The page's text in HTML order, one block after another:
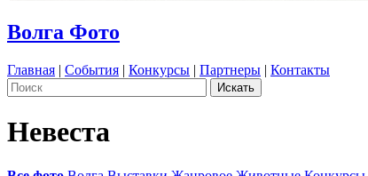
Волга Фото
Главная | События | Конкурсы | Партнеры | Контакты
Невеста